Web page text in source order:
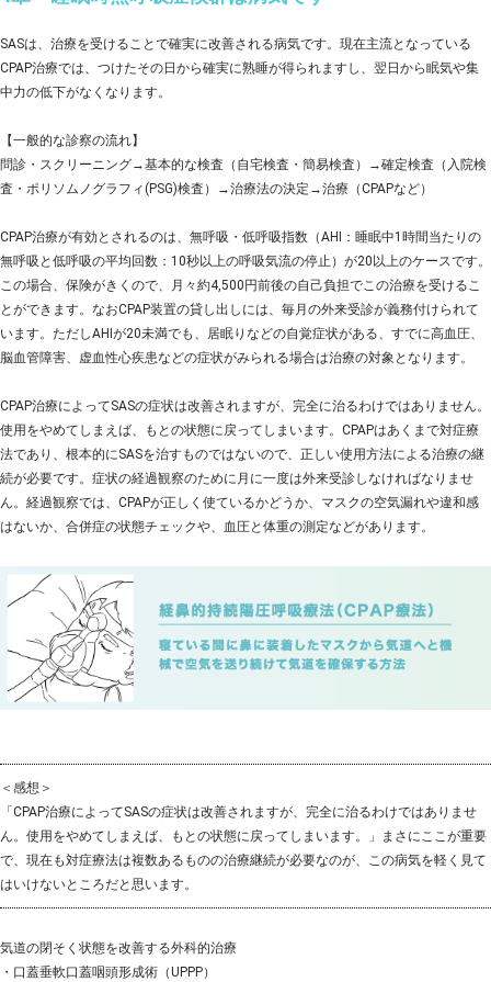
SASは、治療を受けることで確実に改善される病気です。現在主流となっている
CPAP治療では、つけたその日から確実に熟睡が得られますし、翌日から眠気や集
中力の低下がなくなります。
【一般的な診察の流れ】
問診・スクリーニング→基本的な検査（自宅検査・簡易検査）→確定検査（入院検
査・ポリソムノグラフィ(PSG)検査）→治療法の決定→治療（CPAPなど）
CPAP治療が有効とされるのは、無呼吸・低呼吸指数（AHI：睡眠中1時間当たりの
無呼吸と低呼吸の平均回数：10秒以上の呼吸気流の停止）が20以上のケースです。
この場合、保険がきくので、月々約4,500円前後の自己負担でこの治療を受けるこ
とができます。なおCPAP装置の貸し出しには、毎月の外来受診が義務付けられて
います。ただしAHIが20未満でも、居眠りなどの自覚症状がある、すでに高血圧、
脳血管障害、虚血性心疾患などの症状がみられる場合は治療の対象となります。
CPAP治療によってSASの症状は改善されますが、完全に治るわけではありません。
使用をやめてしまえば、もとの状態に戻ってしまいます。CPAPはあくまで対症療
法であり、根本的にSASを治すものではないので、正しい使用方法による治療の継
続が必要です。症状の経過観察のために月に一度は外来受診しなければなりませ
ん。経過観察では、CPAPが正しく使ているかどうか、マスクの空気漏れや違和感
はないか、合併症の状態チェックや、血圧と体重の測定などがあります。
＜感想＞
「CPAP治療によってSASの症状は改善されますが、完全に治るわけではありませ
ん。使用をやめてしまえば、もとの状態に戻ってしまいます。」まさにここが重要
で、現在も対症療法は複数あるものの治療継続が必要なのが、この病気を軽く見て
はいけないところだと思います。
気道の閉そく状態を改善する外科的治療
・口蓋垂軟口蓋咽頭形成術（UPPP）